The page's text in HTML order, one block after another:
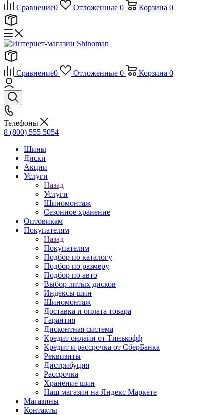
Сравнение0 Отложенные 0 Корзина 0
Сравнение0 Отложенные 0 Корзина 0
Телефоны
8 (800) 555 5054
Шины
Диски
Акции
Услуги
Назад
Услуги
Шиномонтаж
Сезонное хранение
Оптовикам
Покупателям
Назад
Покупателям
Подбор по каталогу
Подбор по размеру
Подбор по авто
Выбор литых дисков
Индексы шин
Шиномонтаж
Доставка и оплата товара
Гарантия
Дисконтная система
Кредит онлайн от Тинькофф
Кредит и рассрочка от СберБанка
Реквизиты
Дистрибуция
Рассрочка
Хранение шин
Наш магазин на Яндекс Маркете
Магазины
Контакты